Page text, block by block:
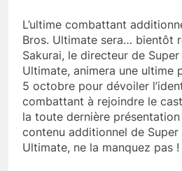
L’ultime combattant
Bros. Ultimate sera… bientôt
Sakurai, le directeur de Super
Ultimate, animera une ultime
5 octobre pour dévoiler
combattant à rejoindre le
la toute dernière
contenu additionnel de Super
Ultimate, ne la manquez pas !